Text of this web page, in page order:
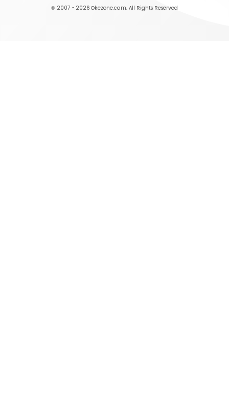
© 2007 - 2026 Okezone.com, All Rights Reserved